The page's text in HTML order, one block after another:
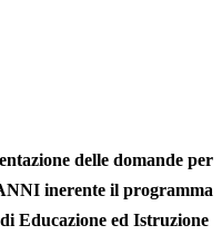
delle domande per
inerente il programma
Educazione ed Istruzione